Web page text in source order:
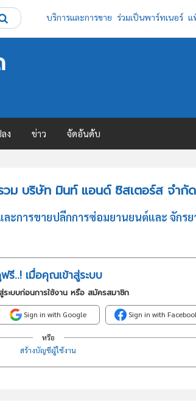
บริการและการขาย ร่วมเป็นพาร์ทเนอร์ แ
ง ข่าว จัดอันดับ
วม บริษัท มินท์ แอนด์ ซิสเตอร์ส จำกัด
การขายปลีกการซ่อมยานยนต์และ จักร
รี..! เมื่อคุณเข้าสู่ระบบ
ระบบก่อนการใช้งาน หรือ สมัครสมาชิก
Sign in with Google Sign in with
หรือ
สร้างบัญชีผู้ใช้งาน